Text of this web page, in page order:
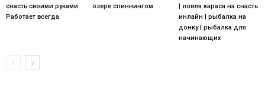
снасть своими руками.
Работает всегда
озере спиннингом
| ловля карася на снасть
инлайн | рыбалка на
донку | рыбалка для
начинающих